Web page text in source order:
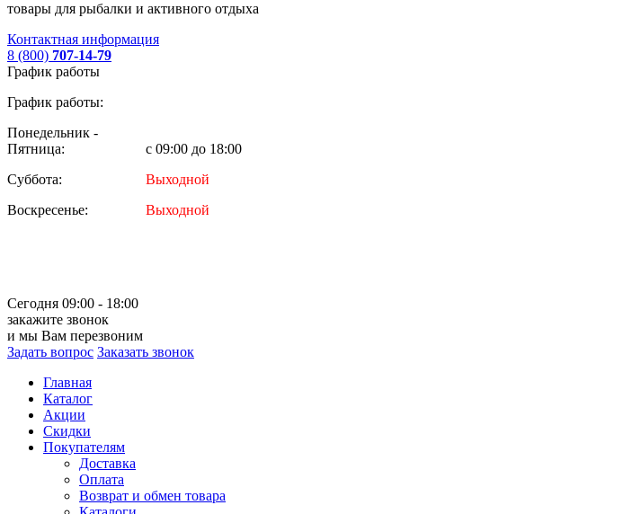
товары для рыбалки и активного отдыха
Контактная информация
8 (800) 707-14-79
График работы
График работы:
Понедельник -
Пятница:
с 09:00 до 18:00
Суббота:
Выходной
Воскресенье:
Выходной
Сегодня 09:00 - 18:00
закажите звонок
и мы Вам перезвоним
Задать вопрос Заказать звонок
Главная
Каталог
Акции
Скидки
Покупателям
Доставка
Оплата
Возврат и обмен товара